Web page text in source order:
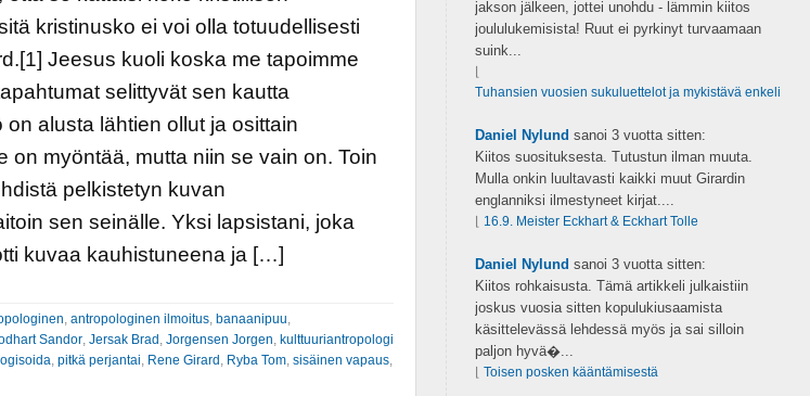
kristinusko ei voi olla totuudellisesti
Jeesus kuoli koska me tapoimme
selittyvät sen kautta
alusta lähtien ollut ja osittain
on myöntää, mutta niin se vain on. Toin
pelkistetyn kuvan
sen seinälle. Yksi lapsistani, joka
kuvaa kauhistuneena ja […]
antropologinen ilmoitus, banaanipuu
Sandor, Jersak Brad Jorgensen Jorgen kulttuuriantropologi
pitkä perjantai Rene Girard Ryba Tom, sisäinen vapaus,
jakson jälkeen, jottei unohdu - lämmin kiitos
joululukemisista! Ruut ei pyrkinyt turvaamaan
suink...
Tuhansien vuosien sukuluettelot ja mykistävä enkeli
Daniel Nylund sanoi 3 vuotta sitten:
Kiitos suosituksesta. Tutustun ilman muuta.
Mulla onkin luultavasti kaikki muut Girardin
englanniksi ilmestyneet kirjat....
16.9. Meister Eckhart & Eckhart Tolle
Daniel Nylund sanoi 3 vuotta sitten:
Kiitos rohkaisusta. Tämä artikkeli julkaistiin
joskus vuosia sitten kopulukiusaamista
käsittelevässä lehdessä myös ja sai silloin
paljon hyvä�...
Toisen posken kääntämisestä